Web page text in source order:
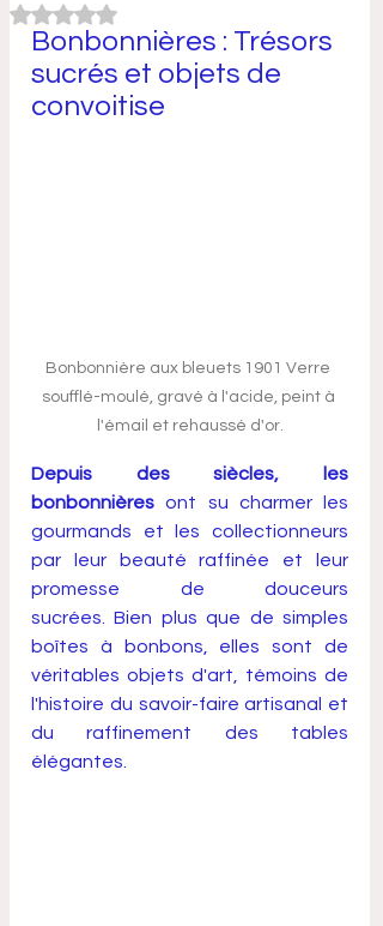
Noté NaN étoiles sur 5.
Bonbonnières : Trésors
sucrés et objets de
convoitise
Bonbonnière aux bleuets 1901 Verre
soufflé-moulé, gravé à l'acide, peint à
l'émail et rehaussé d'or.
Depuis des siècles, les
bonbonnières ont su charmer les
gourmands et les collectionneurs
par leur beauté raffinée et leur
promesse de douceurs
sucrées. Bien plus que de simples
boîtes à bonbons, elles sont de
véritables objets d'art, témoins de
l'histoire du savoir-faire artisanal et
du raffinement des tables
élégantes.